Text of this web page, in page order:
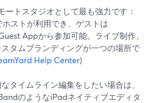
ートスタジオとして最も強力です：
ストが利用でき、ゲストは
Appから参加可能。ライブ制作、
タムブランディングが一つの場所で
Help Center)
タイムライン編集をしたい場合は、
のようなiPadネイティブエディタ